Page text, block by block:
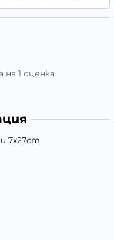
на 1 оценка
7х27cm.